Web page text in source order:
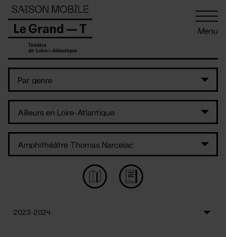
Menu
Panneau de gestion des cookies